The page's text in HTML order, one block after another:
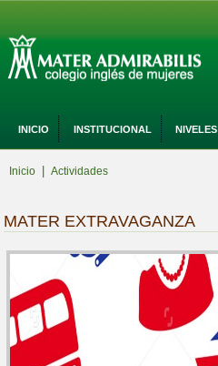
INICIO INSTITUCIONAL NIVELES
Inicio Actividades
MATER EXTRAVAGANZA